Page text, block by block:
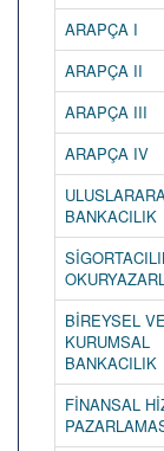
ARAPÇA I
ARAPÇA II
ARAPÇA III
ARAPÇA IV
BANKACILIK
BİREYSEL VE
KURUMSAL
BANKACILIK
FİNANSAL